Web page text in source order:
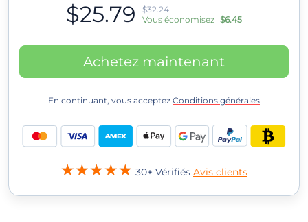
$25.79
$32.24
Vous économisez $6.45
Achetez maintenant
En continuant, vous acceptez Conditions générales
30+ Vérifiés Avis clients